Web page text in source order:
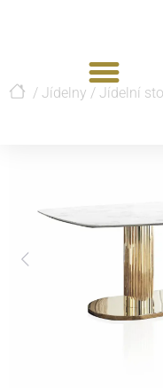
/ Jídelny / Jídelní